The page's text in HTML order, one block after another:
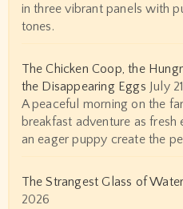
in three vibrant panels with
tones.
The Chicken Coop, the
the Disappearing Eggs July
A peaceful morning on the
breakfast adventure as fresh
an eager puppy create the
The Strangest Glass of
2026